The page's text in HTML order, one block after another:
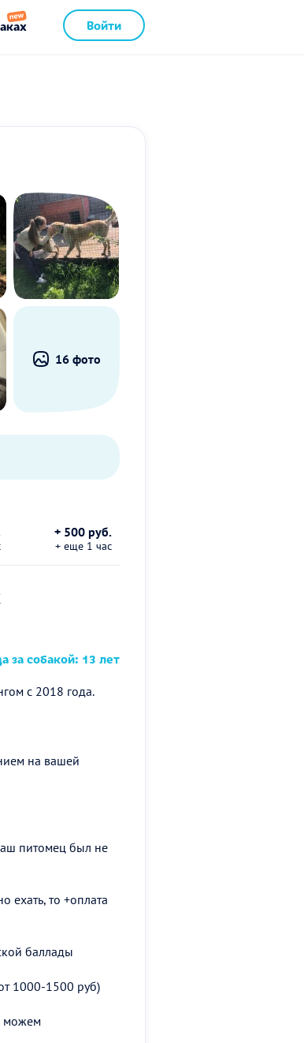
Войти
16 фото
+ 500 руб.
+ еще 1 час
за собакой: 13 лет
с 2018 года.
на вашей
питомец был не
ехать, то +оплата
баллады
1000-1500 руб)
можем